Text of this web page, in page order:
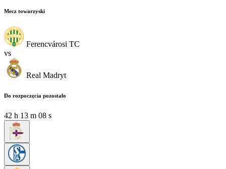
Mecz towarzyski
Ferencvárosi TC
vs
Real Madryt
Do rozpoczęcia pozostało
42 h 13 m 07 s